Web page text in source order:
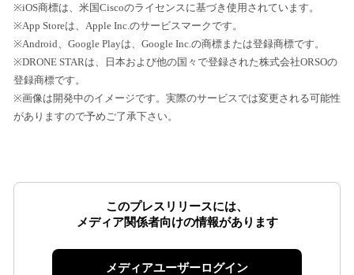
※iOS商標は、米国Ciscoのライセンスに基づき使用されています。
※App Storeは、Apple Inc.のサービスマークです。
※Android、Google Playは、Google Inc.の商標または登録商標です。
※DRONE STARは、日本および他の国々で登録された株式会社ORSOの
登録商標です。
※画像は開発中のイメージです。実際のサービスでは変更される可能性
がありますので予めご了承下さい。
このプレスリリースには、
メディア関係者向けの情報があります
メディアユーザーログイン